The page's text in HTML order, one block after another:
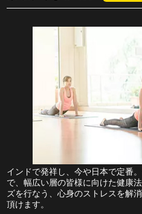
インドで発祥し、今や日本で定番
で、幅広い層の皆様に向けた健康
ズを行なう、心身のストレスを解
頂けます。